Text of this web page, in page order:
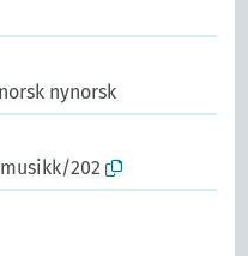
norsk nynorsk
202